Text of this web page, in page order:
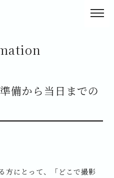
備から当日までの
方にとって、「どこで撮影